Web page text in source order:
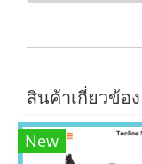
สินค้าเกี่ยวข้อง
New